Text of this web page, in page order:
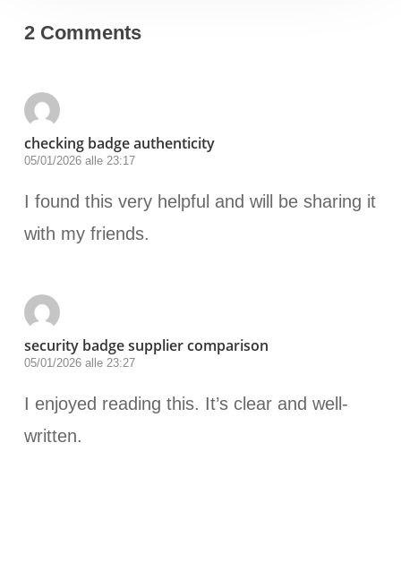
2 Comments
checking badge authenticity
05/01/2026 alle 23:17
I found this very helpful and will be sharing it
with my friends.
security badge supplier comparison
05/01/2026 alle 23:27
I enjoyed reading this. It’s clear and well-
written.